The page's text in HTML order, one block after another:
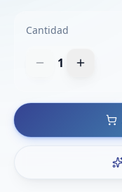
Cantidad
1